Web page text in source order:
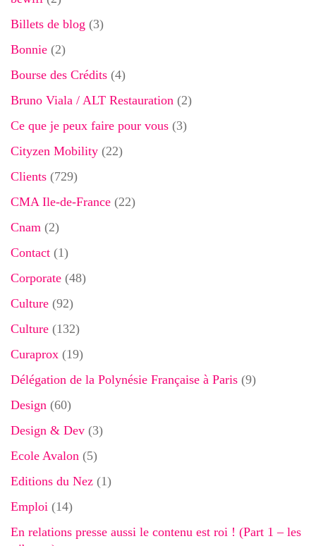
Billets de blog (3)
Bonnie (2)
Bourse des Crédits (4)
Bruno Viala / ALT Restauration (2)
Ce que je peux faire pour vous (3)
Cityzen Mobility (22)
Clients (729)
CMA Ile-de-France (22)
Cnam (2)
Contact (1)
Corporate (48)
Culture (92)
Culture (132)
Curaprox (19)
Délégation de la Polynésie Française à Paris (9)
Design (60)
Design & Dev (3)
Ecole Avalon (5)
Editions du Nez (1)
Emploi (14)
En relations presse aussi le contenu est roi ! (Part 1 – les